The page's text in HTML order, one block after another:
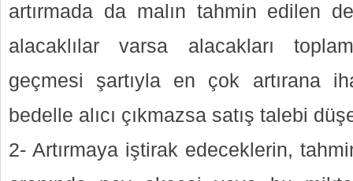
artırmada da malın tahmin edilen
alacaklılar varsa alacakları
geçmesi şartıyla en çok artırana
bedelle alıcı çıkmazsa satış talebi
2- Artırmaya iştirak edeceklerin,